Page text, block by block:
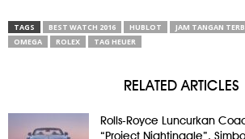
TAGS BEST WATCH 2016 HUBLOT JAM TANGAN
OMEGA
ROLEX TAG HEUER
RELATED ARTICLES
Rolls-Royce Luncurkan
“Project Nightingale”,